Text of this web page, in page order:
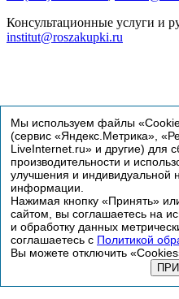
Консультационные услуги и
institut@roszakupki.ru
© Институт госзакупок, 1998-
Политика обработки
Мы используем файлы
(сервис «Яндекс.Метрика»,
LiveInternet.ru» и другие) для
производительности и
улучшения и индивидуальной
информации.
Нажимая кнопку «Принять»
сайтом, вы соглашаетесь на
и обработку данных
соглашаетесь с Политикой
Вы можете отключить